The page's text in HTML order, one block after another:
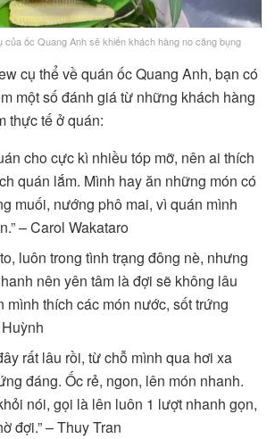
của ốc Quang Anh sẽ khiến khách hàng no căng bụng
cụ thể về quán ốc Quang Anh, bạn có
một số đánh giá từ những khách hàng
thực tế ở quán:
cho cực kì nhiều tóp mỡ, nên ai thích
quán lắm. Mình hay ăn những món có
muối, nướng phô mai, vì quán mình
– Carol Wakataro
luôn trong tình trạng đông nè, nhưng
nên yên tâm là đợi sẽ không lâu
mình thích các món nước, sốt trứng
rất lâu rồi, từ chỗ mình qua hơi xa
đáng. Ốc rẻ, ngon, lên món nhanh.
nói, gọi là lên luôn 1 lượt nhanh gọn,
đợi.” – Thuy Tran